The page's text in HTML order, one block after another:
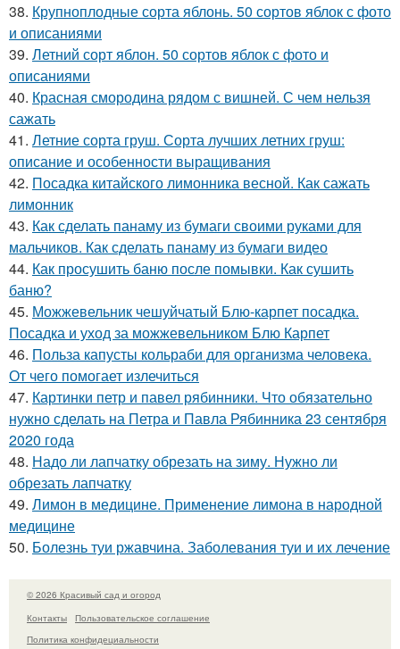
38. Крупноплодные сорта яблонь. 50 сортов яблок с фото
и описаниями
39. Летний сорт яблон. 50 сортов яблок с фото и
описаниями
40. Красная смородина рядом с вишней. С чем нельзя
сажать
41. Летние сорта груш. Сорта лучших летних груш:
описание и особенности выращивания
42. Посадка китайского лимонника весной. Как сажать
лимонник
43. Как сделать панаму из бумаги своими руками для
мальчиков. Как сделать панаму из бумаги видео
44. Как просушить баню после помывки. Как сушить
баню?
45. Можжевельник чешуйчатый Блю-карпет посадка.
Посадка и уход за можжевельником Блю Карпет
46. Польза капусты кольраби для организма человека.
От чего помогает излечиться
47. Картинки петр и павел рябинники. Что обязательно
нужно сделать на Петра и Павла Рябинника 23 сентября
2020 года
48. Надо ли лапчатку обрезать на зиму. Нужно ли
обрезать лапчатку
49. Лимон в медицине. Применение лимона в народной
медицине
50. Болезнь туи ржавчина. Заболевания туи и их лечение
© 2026 Красивый сад и огород
Контакты
Пользовательское соглашение
Политика конфидециальности